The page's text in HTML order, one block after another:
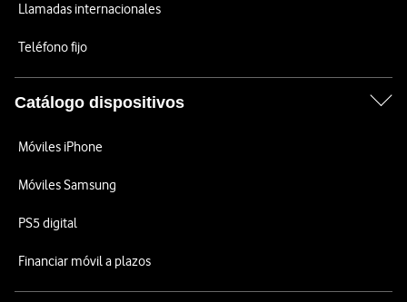
Llamadas internacionales
Teléfono fijo
Catálogo dispositivos
Móviles iPhone
Móviles Samsung
PS5 digital
Financiar móvil a plazos